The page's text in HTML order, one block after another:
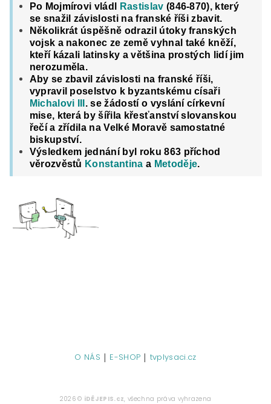
Po Mojmírovi vládl
Rastislav (846-870), který
se snažil závislosti na franské říši zbavit.
Několikrát úspěšně odrazil útoky franských
vojsk a nakonec ze země vyhnal také kněží,
kteří kázali latinsky a většina prostých lidí jim
nerozuměla.
Aby se zbavil závislosti na franské říši,
vypravil poselstvo k byzantskému císaři
Michalovi III . se žádostí o vyslání církevní
mise, která by šířila křesťanství slovanskou
řečí a zřídila na Velké Moravě samostatné
biskupství.
Výsledkem jednání byl roku 863 příchod
věrozvěstů Konstantina a Metoděje.
O NÁS | E-SHOP | tvplysaci.cz
2026 © iDĚJEPIS.cz, všechna práva vyhrazena